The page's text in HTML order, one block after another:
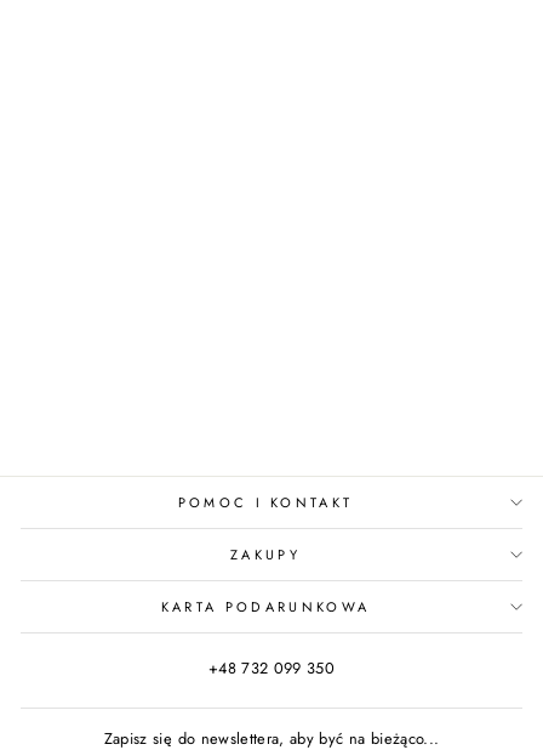
POMOC I KONTAKT
ZAKUPY
KARTA PODARUNKOWA
+48 732 099 350
Zapisz się do newslettera, aby być na bieżąco...